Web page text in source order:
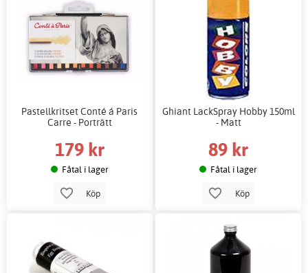
Pastellkritset Conté á Paris
Carre - Porträtt
179 kr
Fåtal i lager
Köp
Ghiant LackSpray Hobby 150ml
- Matt
89 kr
Fåtal i lager
Köp